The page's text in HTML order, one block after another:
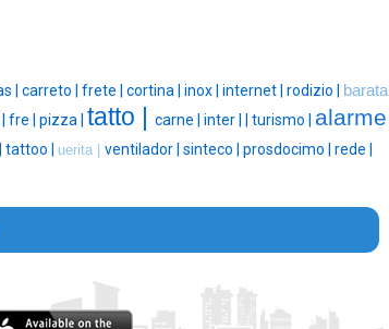
| carreto | frete | cortina | inox | internet | rodizio |
barata
fre | pizza | tatto | carne | inter | turismo | alarme
tattoo | uerita | ventilador | sinteco | prosdocimo | rede |